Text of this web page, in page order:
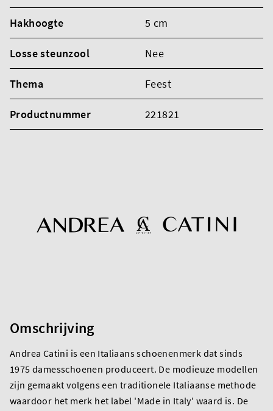
Hakhoogte 5 cm
Losse steunzool Nee
Thema Feest
Productnummer 221821
Omschrijving
Andrea Catini is een Italiaans schoenenmerk dat sinds
1975 damesschoenen produceert. De modieuze modellen
zijn gemaakt volgens een traditionele Italiaanse methode
waardoor het merk het label 'Made in Italy' waard is. De